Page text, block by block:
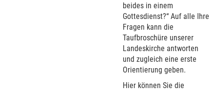
beides in einem
Gottesdienst?“ Auf alle Ihre
Fragen kann die
Taufbroschüre unserer
Landeskirche antworten
und zugleich eine erste
Orientierung geben.
Hier können Sie die